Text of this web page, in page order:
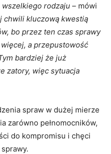
rodzaju – mówi
chwili kluczową kwestią
bo przez ten czas sprawy
a przepustowość
bardziej że już
zatory, więc sytuacja
spraw w dużej mierze
zarówno pełnomocników,
do kompromisu i chęci